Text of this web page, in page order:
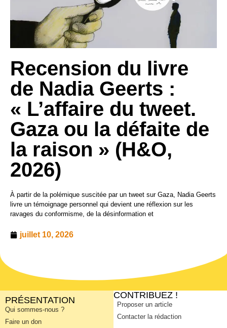
Recension du livre
de Nadia Geerts :
« L’affaire du tweet.
Gaza ou la défaite de
la raison » (H&O,
2026)
À partir de la polémique suscitée par un tweet sur Gaza, Nadia Geerts
livre un témoignage personnel qui devient une réflexion sur les
ravages du conformisme, de la désinformation et
juillet 10, 2026
PRÉSENTATION
Qui sommes-nous ?
Faire un don
CONTRIBUEZ !
Proposer un article
Contacter la rédaction